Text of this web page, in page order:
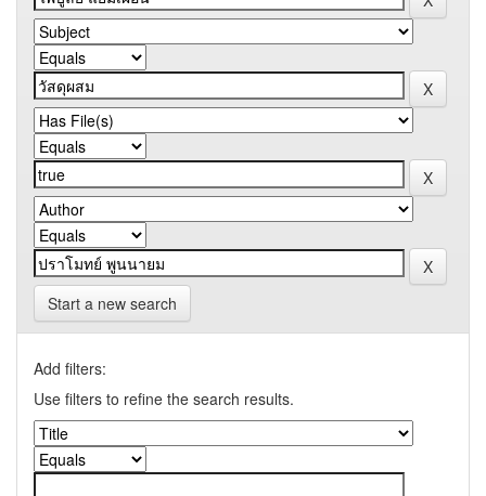
Start a new search
Add filters:
Use filters to refine the search results.